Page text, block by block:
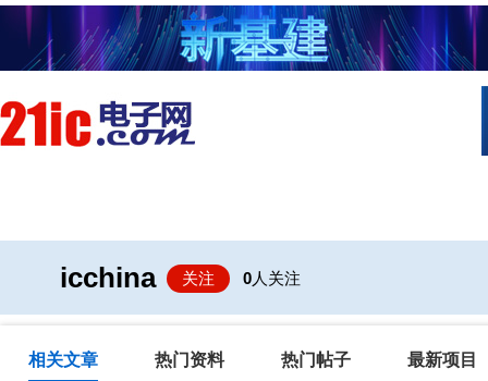
icchina 关注 0人关注
相关文章 热门资料 热门帖子 最新项目